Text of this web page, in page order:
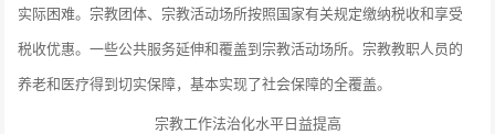
实际困难。宗教团体、宗教活动场所按照国家有关规定缴纳税收和享受
税收优惠。一些公共服务延伸和覆盖到宗教活动场所。宗教教职人员的
养老和医疗得到切实保障，基本实现了社会保障的全覆盖。
宗教工作法治化水平日益提高